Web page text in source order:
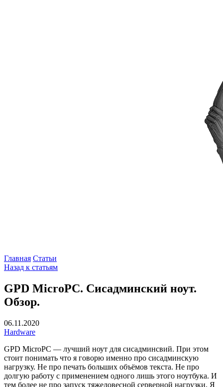
Главная Статьи
Назад к статьям
GPD MicroPC. Сисадминский ноут.
Обзор.
06.11.2020
Hardware
GPD MicroPC — лучший ноут для сисадминсвий. При этом
стоит понимать что я говорю именно про сисадминскую
нагрузку. Не про печать больших объёмов текста. Не про
долгую работу с применением одного лишь этого ноутбука. И
тем более не про запуск тяжеловесной серверной нагрузки. Я